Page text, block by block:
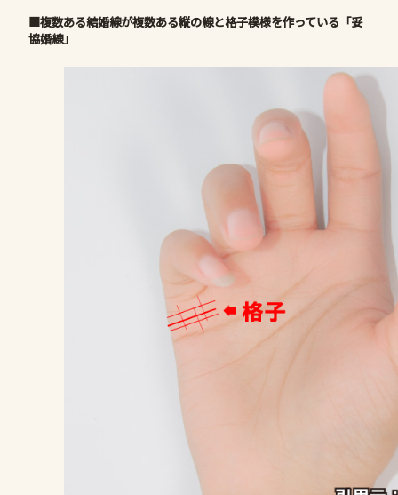
■複数ある結婚線が複数ある縦の線と格子模様を作っている「妥
協婚線」